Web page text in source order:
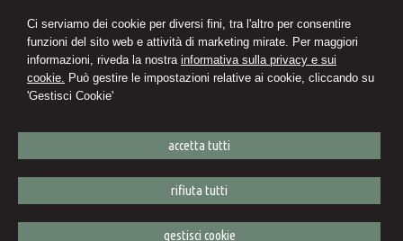
Ci serviamo dei cookie per diversi fini, tra l'altro per consentire
funzioni del sito web e attività di marketing mirate. Per maggiori
informazioni, riveda la nostra informativa sulla privacy e sui
cookie. Può gestire le impostazioni relative ai cookie, cliccando su
'Gestisci Cookie'
accetta tutti
rifiuta tutti
gestisci cookie
08/08/2026
Decreto PA: tutte le novità in Gazzetta Ufficiale
08/08/2026
AI in materia di sicurezza sul lavoro: una provvidenziale retromarcia
Luigi Errigo